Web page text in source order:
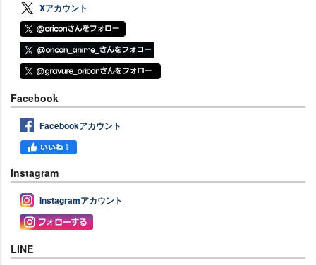
Xアカウント
Facebook
Facebookアカウント
Instagram
Instagramアカウント
LINE